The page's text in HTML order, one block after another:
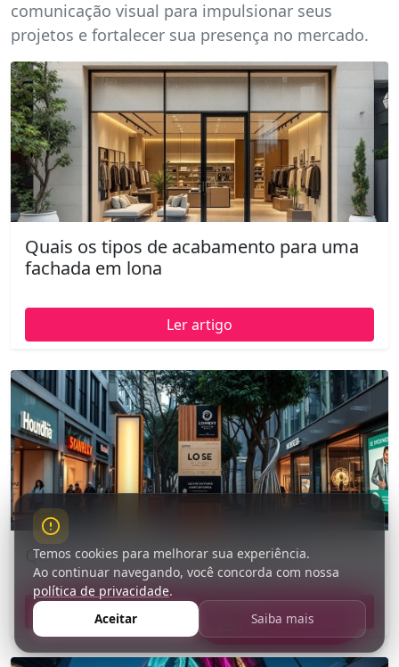
Fale Conosco
comunicação visual para impulsionar seus
projetos e fortalecer sua presença no mercado.
Quais os tipos de acabamento para uma
fachada em lona
Ler artigo
Quais os tipos de totens para loja
Ler artigo
Temos cookies para melhorar sua experiência.
Ao continuar navegando, você concorda com nossa
política de privacidade.
Aceitar
Saiba mais